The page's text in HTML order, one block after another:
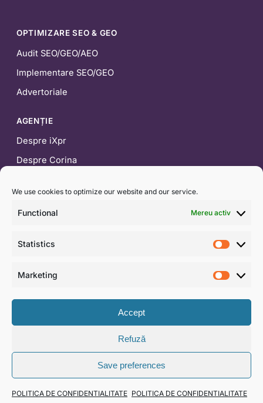
We use cookies to optimize our website and our service.
Functional Mereu activ
Statistics
Marketing
Accept
Refuză
Save preferences
POLITICA DE CONFIDENTIALITATE POLITICA DE CONFIDENTIALITATE
OPTIMIZARE SEO & GEO
Audit SEO/GEO/AEO
Implementare SEO/GEO
Advertoriale
AGENȚIE
Despre iXpr
Despre Corina
CONTACT
contact@ixpr.ro
© 2026 IXPR DEVELOPMENT & CONSULTING SRL · CUI
Termeni și condiții · Politică de confidențialitate ·SAL —